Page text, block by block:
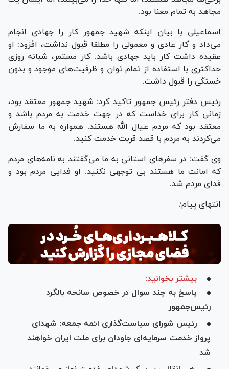
مجاهد به تمام معنا بود.
اسماعیلی با بیان اینکه شهید جمهور کار را جهادی انجام
می‌داد و کار عادی و معمولی را مطلقا قبول نداشت، افزود: او
عقیده داشت کار باید جهادی باشد. کار مستمر، شبانه روزی
حداکثری با استفاده از تمام توان و ظرفیت‌های موجود و بدون
خستگی را قبول داشت.
رئیس دفتر رئیس جمهور تاکید کرد: شهید جمهور معتقد بود،
زمانی کار برای خداست که در جهت خدمت به مردم باشد و
معتقد بود که مردم عیال الله هستند. همواره به ما سفارش
می‌کردند به مردم با قصد قربت خدمت کنید.
وی گفت: در سفر‌های استانی به ما می‌گفتند به نامه‌های مردم
که امانت ما هستند بی توجهی نکنید. او فدایی مردم بود و
فدای مردم شد.
انتهای پیام/
بیشتر بخوانید:
پاسخ به چند سوال در خصوص سانحه بالگرد
رئیس‌جمهور
رئیس شورای سیاست‌گذاری ائمه جمعه: شهدای
پرواز خدمت سرمایه‌ای جاودان برای ملت ایران خواهند
شد